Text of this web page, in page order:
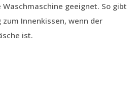
geeignet. So gibt
Innenkissen, wenn der
ist.